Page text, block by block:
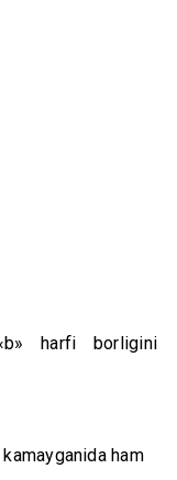
harfi borligini
ham